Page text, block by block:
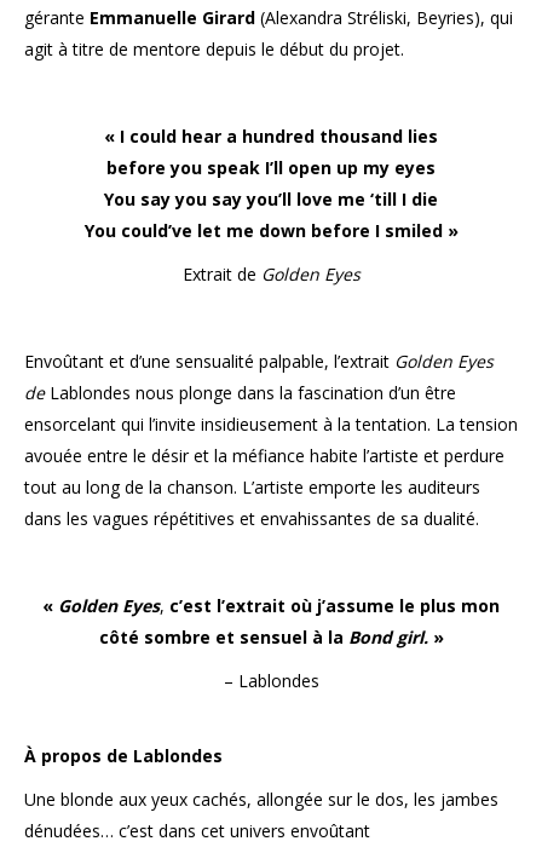
gérante Emmanuelle Girard (Alexandra Stréliski, Beyries), qui
agit à titre de mentore depuis le début du projet.
« I could hear a hundred thousand lies
before you speak I’ll open up my eyes
You say you say you’ll love me ‘till I die
You could’ve let me down before I smiled »
Extrait de Golden Eyes
Envoûtant et d’une sensualité palpable, l’extrait Golden Eyes
de Lablondes nous plonge dans la fascination d’un être
ensorcelant qui l’invite insidieusement à la tentation. La tension
avouée entre le désir et la méfiance habite l’artiste et perdure
tout au long de la chanson. L’artiste emporte les auditeurs
dans les vagues répétitives et envahissantes de sa dualité.
« Golden Eyes, c’est l’extrait où j’assume le plus mon
côté sombre et sensuel à la Bond girl. »
– Lablondes
À propos de Lablondes
Une blonde aux yeux cachés, allongée sur le dos, les jambes
dénudées… c’est dans cet univers envoûtant